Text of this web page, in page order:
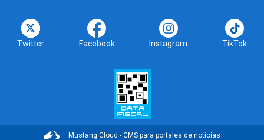
Twitter Facebook Instagram TikTok
Mustang Cloud - CMS para portales de noticias